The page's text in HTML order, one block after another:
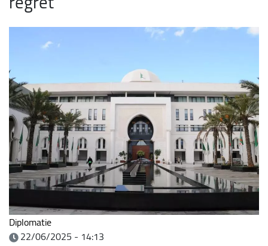
Diplomatie
22/06/2025 - 14:13